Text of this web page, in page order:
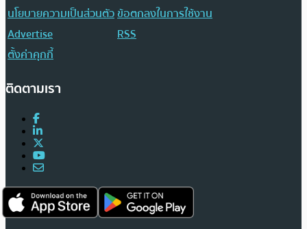
นโยบายความเป็นส่วนตัวข้อตกลงในการใช้งาน
Advertise
RSS
ตั้งค่าคุกกี้
ติดตามเรา